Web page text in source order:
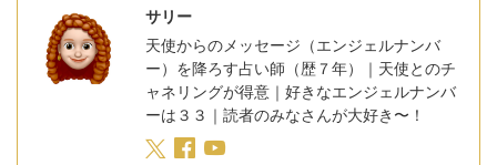
サリー
天使からのメッセージ（エンジェルナンバ
ー）を降ろす占い師（歴７年）｜天使とのチ
ャネリングが得意｜好きなエンジェルナンバ
ーは３３｜読者のみなさんが大好き〜！